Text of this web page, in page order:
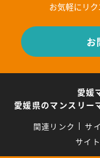
お気軽にリ
お
愛媛
愛媛県のマンスリー
関連リンク サ
サイ